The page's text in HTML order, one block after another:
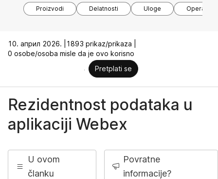
Proizvodi Delatnosti Uloge
10. април 2026. |
1893 prikaz/prikaza |
0 osobe/osoba misle da je ovo korisno
Pretplati se
Rezidentnost podataka u
aplikaciji Webex
U ovom
članku
Povratne
informacije?